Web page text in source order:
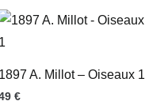
1897 A. Millot – Oiseaux 1
€